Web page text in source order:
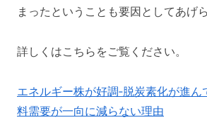
まったということも要因としてあげ
詳しくはこちらをご覧ください。
エネルギー株が好調‐脱炭素化が進
料需要が一向に減らない理由